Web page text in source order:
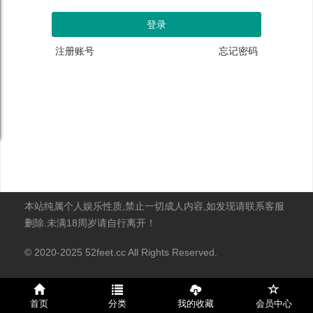
注册账号 忘记密码
本站纯属个人娱乐性质,禁止一切成人内容,如发现请联系客服
删除.未满18周岁请自行离开！
© 2020-2025 52feet.cc All Rights Reserved.
首页 分类 我的收藏 会员中心